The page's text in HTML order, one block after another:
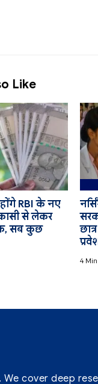
Like
RBI के नए
से लेकर
सब कुछ
4 Min
cover deep